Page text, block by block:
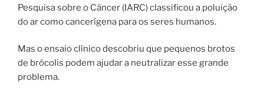
Pesquisa sobre o Câncer (IARC) classificou a poluição
do ar como cancerígena para os seres humanos.
Mas o ensaio clínico descobriu que pequenos brotos
de brócolis podem ajudar a neutralizar esse grande
problema.